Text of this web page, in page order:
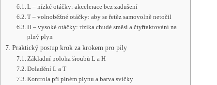
L – nízké otáčky: akcelerace bez zadušení
T – volnoběžné otáčky: aby se řetěz samovolně netočil
H – vysoké otáčky: rizika chudé směsi a čtyřtaktování na
plný plyn
Praktický postup krok za krokem pro pily
Základní poloha šroubů L a H
Doladění L a T
Kontrola při plném plynu a barva svíčky